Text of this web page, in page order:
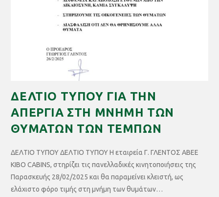
ΔΕΛΤΙΟ ΤΥΠΟΥ ΓΙΑ ΤΗΝ
ΑΠΕΡΓΙΑ ΣΤΗ ΜΝΗΜΗ ΤΩΝ
ΘΥΜΑΤΩΝ ΤΩΝ ΤΕΜΠΩΝ
ΔΕΛΤΙΟ ΤΥΠΟΥ ΔΕΛΤΙΟ ΤΥΠΟΥ Η εταιρεία Γ. ΓΛΕΝΤΟΣ ΑΒΕΕ
KIBO CABINS, στηρίζει τις πανελλαδικές κινητοποιήσεις της
Παρασκευής 28/02/2025 και θα παραμείνει κλειστή, ως
ελάχιστο φόρο τιμής στη μνήμη των θυμάτων…